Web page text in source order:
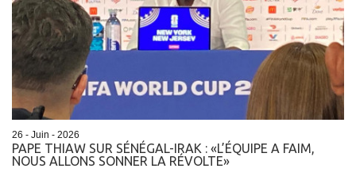
26 - Juin - 2026
PAPE THIAW SUR SÉNÉGAL-IRAK : «L’ÉQUIPE A FAIM,
NOUS ALLONS SONNER LA RÉVOLTE»